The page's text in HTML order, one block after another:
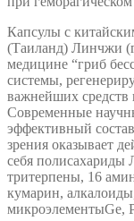
Капсулы с
(Таиланд) Линчжи
медицине “гриб
системы,
важнейших средств
Современные
эффективный
зрения оказывает
себя
тритерпены, 16
кумарин,
микроэлементыGe,